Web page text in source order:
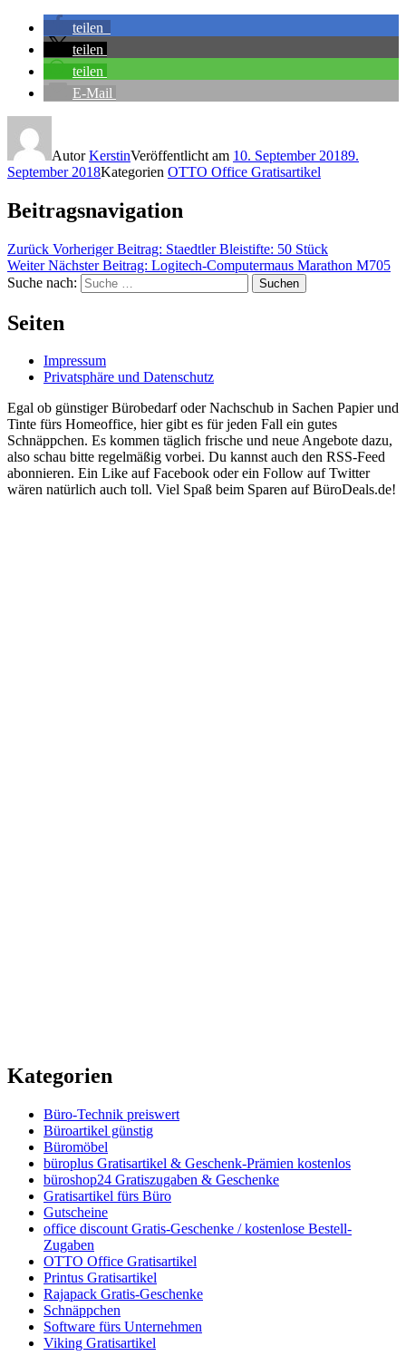
teilen
teilen
teilen
E-Mail
AutorKerstinVeröffentlicht am 10. September 20189.
September 2018Kategorien OTTO Office Gratisartikel
Beitragsnavigation
Zurück Vorheriger Beitrag: Staedtler Bleistifte: 50 Stück
Weiter Nächster Beitrag: Logitech-Computermaus Marathon M705
Suche nach:
Suchen
Seiten
Impressum
Privatsphäre und Datenschutz
Egal ob günstiger Bürobedarf oder Nachschub in Sachen Papier und
Tinte fürs Homeoffice, hier gibt es für jeden Fall ein gutes
Schnäppchen. Es kommen täglich frische und neue Angebote dazu,
also schau bitte regelmäßig vorbei. Du kannst auch den RSS-Feed
abonnieren. Ein Like auf Facebook oder ein Follow auf Twitter
wären natürlich auch toll. Viel Spaß beim Sparen auf BüroDeals.de!
Kategorien
Büro-Technik preiswert
Büroartikel günstig
Büromöbel
büroplus Gratisartikel & Geschenk-Prämien kostenlos
büroshop24 Gratiszugaben & Geschenke
Gratisartikel fürs Büro
Gutscheine
office discount Gratis-Geschenke / kostenlose Bestell-
Zugaben
OTTO Office Gratisartikel
Printus Gratisartikel
Rajapack Gratis-Geschenke
Schnäppchen
Software fürs Unternehmen
Viking Gratisartikel